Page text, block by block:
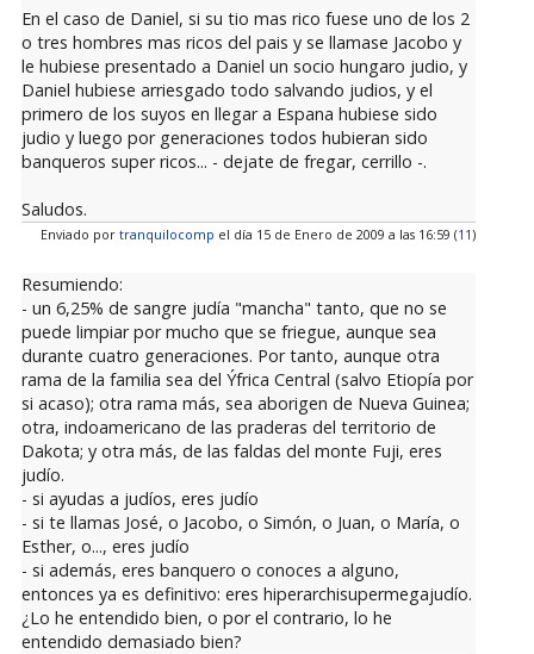
En el caso de Daniel, si su tio mas rico fuese uno de los 2
o tres hombres mas ricos del pais y se llamase Jacobo y
le hubiese presentado a Daniel un socio hungaro judio, y
Daniel hubiese arriesgado todo salvando judios, y el
primero de los suyos en llegar a Espana hubiese sido
judio y luego por generaciones todos hubieran sido
banqueros super ricos... - dejate de fregar, cerrillo -.
Saludos.
Enviado por tranquilocomp el día 15 de Enero de 2009 a las 16:59 (11)
Resumiendo:
- un 6,25% de sangre judía "mancha" tanto, que no se
puede limpiar por mucho que se friegue, aunque sea
durante cuatro generaciones. Por tanto, aunque otra
rama de la familia sea del Ýfrica Central (salvo Etiopía por
si acaso); otra rama más, sea aborigen de Nueva Guinea;
otra, indoamericano de las praderas del territorio de
Dakota; y otra más, de las faldas del monte Fuji, eres
judío.
- si ayudas a judíos, eres judío
- si te llamas José, o Jacobo, o Simón, o Juan, o María, o
Esther, o..., eres judío
- si además, eres banquero o conoces a alguno,
entonces ya es definitivo: eres hiperarchisupermegajudío.
¿Lo he entendido bien, o por el contrario, lo he
entendido demasiado bien?